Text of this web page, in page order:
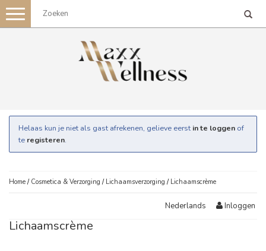
Toggle
navigation
Helaas kun je niet als gast afrekenen, gelieve eerst in te loggen of
te registeren.
Home / Cosmetica & Verzorging / Lichaamsverzorging / Lichaamscrème
Nederlands Inloggen
Lichaamscrème